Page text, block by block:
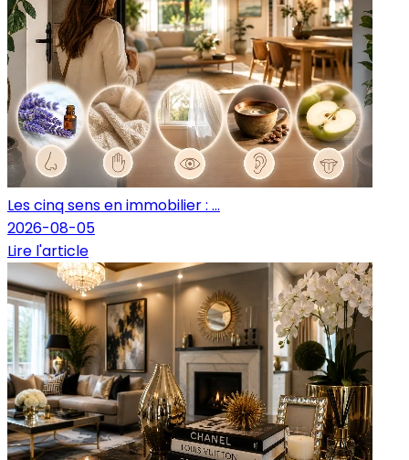
Les cinq sens en immobilier : ...
2026-08-05
Lire l'article